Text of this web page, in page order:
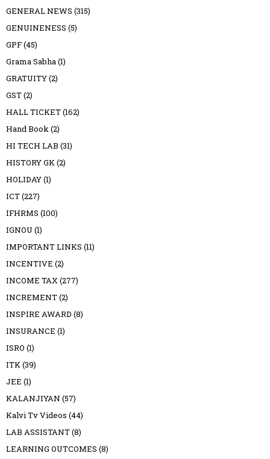
GENERAL NEWS (315)
GENUINENESS (5)
GPF(45)
Grama Sabha(1)
GRATUITY(2)
GST(2)
HALL TICKET(162)
Hand Book(2)
HI TECH LAB (31)
HISTORY GK(2)
HOLIDAY(1)
ICT(227)
IFHRMS (100)
IGNOU (1)
IMPORTANT LINKS (11)
INCENTIVE (2)
INCOME TAX(277)
INCREMENT(2)
INSPIRE AWARD (8)
INSURANCE (1)
ISRO (1)
ITK(39)
JEE (1)
KALANJIYAN (57)
Kalvi Tv Videos (44)
LAB ASSISTANT(8)
LEARNING OUTCOMES (8)